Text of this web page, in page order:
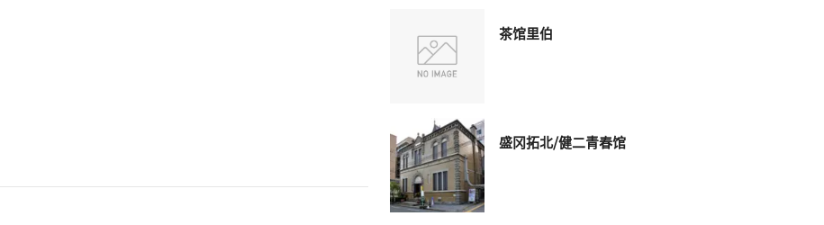
茶馆里伯
盛冈拓北/健二青春馆